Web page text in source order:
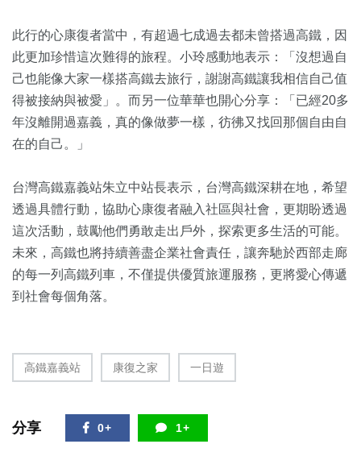
此行的心康復者當中，有超過七成過去都未曾搭過高鐵， 因
此更加珍惜這次難得的旅程。小玲感動地表示：「 沒想過自
己也能像大家一樣搭高鐵去旅行， 謝謝高鐵讓我相信自己值
得被接納與被愛」。 而另一位華華也開心分享：「已經20多
年沒離開過嘉義， 真的像做夢一樣，彷彿又找回那個自由自
在的自己。」
台灣高鐵嘉義站朱立中站長表示，台灣高鐵深耕在地， 希望
透過具體行動，協助心康復者融入社區與社會， 更期盼透過
這次活動，鼓勵他們勇敢走出戶外， 探索更多生活的可能。
未來，高鐵也將持續善盡企業社會責任， 讓奔馳於西部走廊
的每一列高鐵列車，不僅提供優質旅運服務， 更將愛心傳遞
到社會每個角落。
高鐵嘉義站 康復之家 一日遊
分享 0+ 1+